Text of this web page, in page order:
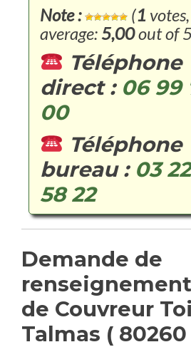
Note :
(1 votes,
average: 5,00out of
Téléphone
direct : 06 99
00
Téléphone
bureau : 03
58 22
Demande de
de Couvreur
Talmas ( 80260